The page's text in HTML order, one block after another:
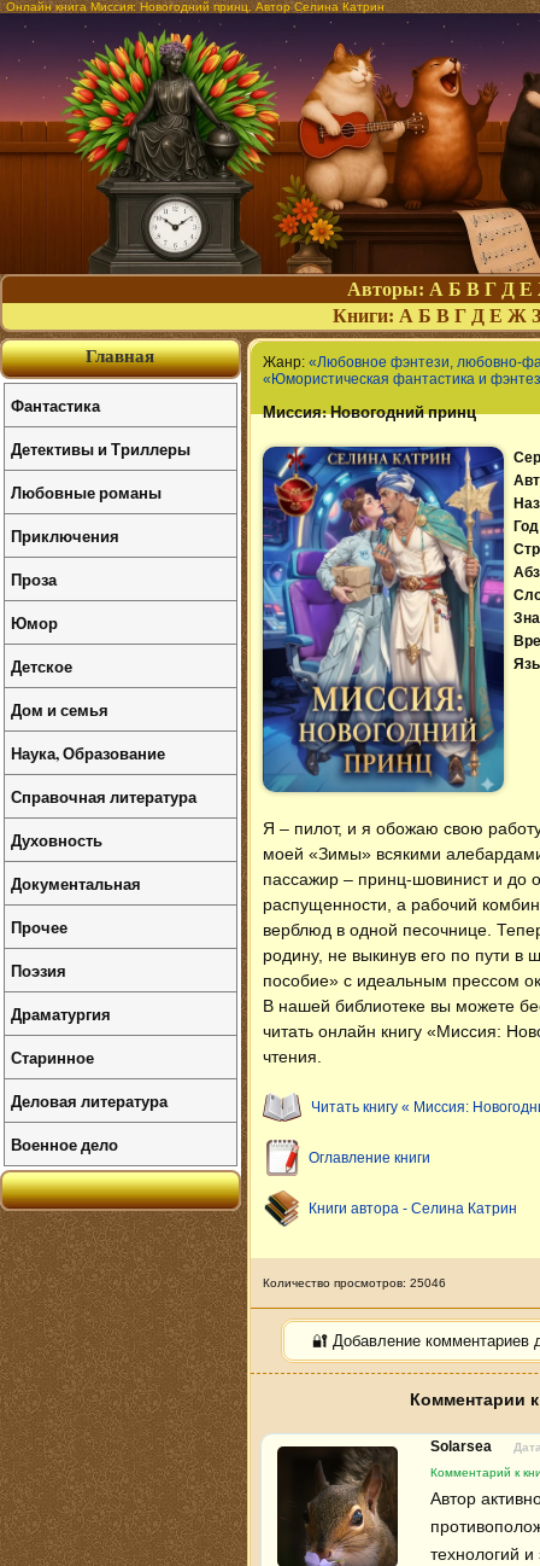
Онлайн книга Миссия: Новогодний принц. Автор Селина Катрин
Авторы: А Б В Г Д Е
Книги: А Б В Г Д Е Ж З
Жанр: «Любовное фэнтези, любовно-
«Юмористическая фантастика и
Миссия: Новогодний принц
Я – пилот, и я обожаю свою
моей «Зимы» всякими
пассажир – принц-шовинист и до
распущенности, а рабочий
верблюд в одной песочнице.
родину, не выкинув его по пути
пособие» с идеальным прессом
В нашей библиотеке вы можете
читать онлайн книгу «Миссия:
чтения.
Читать книгу « Миссия:
Оглавление книги
Книги автора - Селина Катрин
Количество просмотров: 25046
🔐 Добавление комментариев
Комментарии
Solarsea
Комментарий к
Автор
технологий
Главная
Фантастика
Детективы и Триллеры
Любовные романы
Приключения
Проза
Юмор
Детское
Дом и семья
Наука, Образование
Справочная литература
Духовность
Документальная
Прочее
Поэзия
Драматургия
Старинное
Деловая литература
Военное дело